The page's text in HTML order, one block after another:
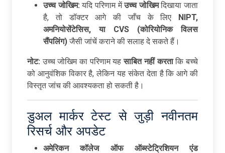
उच्चजोखिम: यदि परिणाम मेंउच्चजोखिमदिखाया जाता
है, तो डॉक्टर आगे की जाँच के लिए
NIPT,
अमनियोसेंटेसिस,या CVS (कोरियोनिकविलस
सैंपलिंग)जैसी जांचें कराने की सलाह दे सकते हैं।
नोट: उच्च जोखिम का परिणाम यहसाबितनहींकरताकि बच्चे
को आनुवंशिक विकार है, लेकिन यह संकेत देता है कि आगे की
विस्तृत जांच की आवश्यकता हो सकती है।
डुअल मार्कर टेस्ट से जुड़ी नवीनतम
रिसर्च और अपडेट
अमेरिकनकॉलेज ऑफ ऑब्स्टेट्रिशियनएंड